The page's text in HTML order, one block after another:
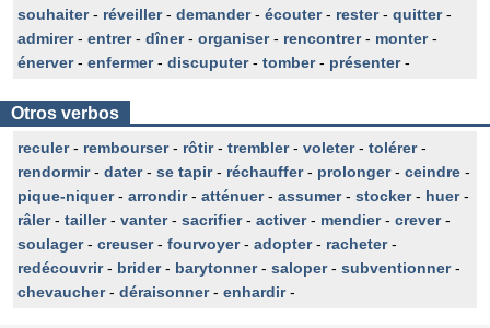
souhaiter- réveiller- demander- écouter- rester- quitter-
admirer- entrer- dîner- organiser- rencontrer- monter-
énerver- enfermer- discuputer- tomber- présenter-
Otros verbos
reculer- rembourser- rôtir- trembler- voleter- tolérer-
rendormir- dater- se tapir- réchauffer- prolonger- ceindre -
pique-niquer- arrondir- atténuer- assumer- stocker- huer-
râler- tailler- vanter- sacrifier- activer- mendier- crever-
soulager- creuser- fourvoyer- adopter- racheter-
redécouvrir- brider- barytonner- saloper- subventionner-
chevaucher- déraisonner- enhardir-